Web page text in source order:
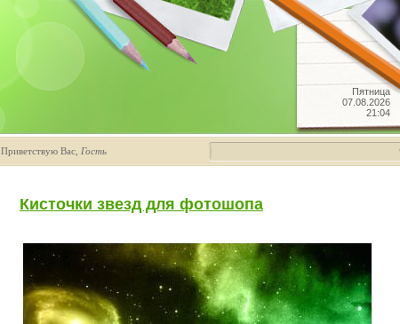
Пятница
07.08.2026
21:04
Приветствую Вас Гость
Кисточки звезд для фотошопа